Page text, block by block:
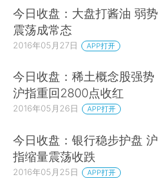
今日收盘：大盘打酱油 弱势
震荡成常态
2016年05月27日 APP打开
今日收盘：稀土概念股强势
沪指重回2800点收红
2016年05月26日 APP打开
今日收盘：银行稳步护盘 沪
指缩量震荡收跌
2016年05月25日 APP打开